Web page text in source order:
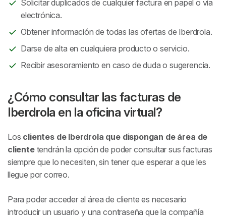
Solicitar duplicados de cualquier factura en papel o vía
electrónica.
Obtener información de todas las ofertas de Iberdrola.
Darse de alta en cualquiera producto o servicio.
Recibir asesoramiento en caso de duda o sugerencia.
¿Cómo consultar las facturas de
Iberdrola en la oficina virtual?
Los clientes de Iberdrola que dispongan de área de
clientetendrán la opción de poder consultar sus facturas
siempre que lo necesiten, sin tener que esperar a que les
llegue por correo.
Para poder acceder al área de cliente es necesario
introducir un usuario y una contraseña que la compañía